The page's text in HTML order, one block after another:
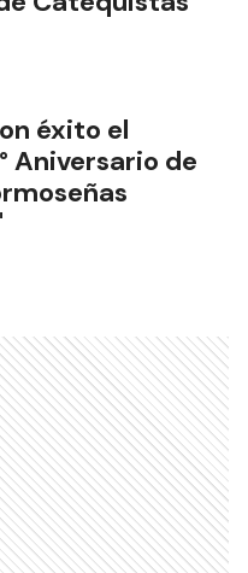
éxito el
Aniversario de